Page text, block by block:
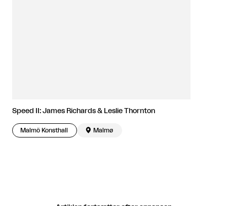
Speed II: James Richards & Leslie Thornton
Malmö Konsthall  Malmø